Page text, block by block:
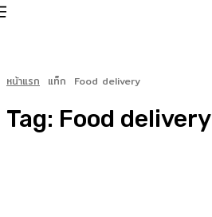
หน้าแรก แท็ก Food delivery
Tag: Food delivery